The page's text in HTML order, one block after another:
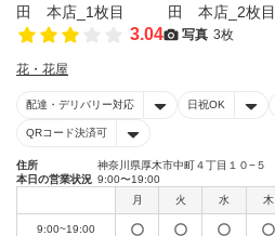
3.04 写真 3枚
花・花屋
配達・デリバリー対応 日祝OK
QRコード決済可
住所
神奈川県厚木市中町４丁目１０−５
本日の営業状況 9:00〜19:00
月
火 水 木
9:00~19:00